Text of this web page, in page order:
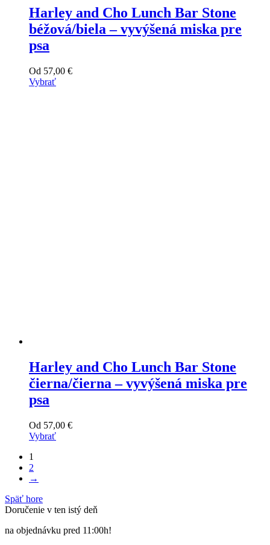
Harley and Cho Lunch Bar Stone
béžová/biela – vyvýšená miska pre
psa
Od 57,00 €
Vybrať
Harley and Cho Lunch Bar Stone
čierna/čierna – vyvýšená miska pre
psa
Od 57,00 €
Vybrať
výrobok
má
viacero
Varianty
si
vybrať
1
2
→
Späť hore
Doručenie v ten istý deň
na objednávku pred 11:00h!